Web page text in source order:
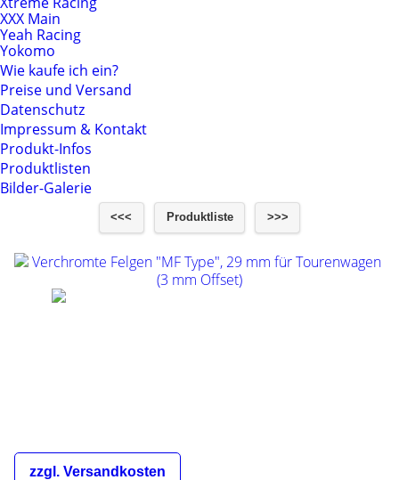
XXX Main
Yeah Racing
Yokomo
Wie kaufe ich ein?
Preise und Versand
Datenschutz
Impressum & Kontakt
Produkt-Infos
Produktlisten
Bilder-Galerie
<<< Produktliste >>>
zzgl. Versandkosten